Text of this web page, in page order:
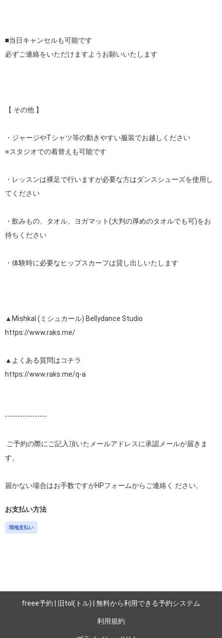
■当日キャンセルも可能です
必ずご連絡をいただけますようお願いいたします
【 その他 】
・ジャージやTシャツ等の動きやすい服装でお越しください
※スタジオでの着替えも可能です
・レッスンは裸足で行いますが必要な方はダンスシューズを使用し
てください
・飲みもの、タオル、ヨガマット(大判の厚めのタオルでも可)をお
持ちください
・体験時に必要なヒップスカーフは貸し出しいたします
https://www.raks.me/
https://www.raks.me/q-a
-----------------
す。
届かない場合はお手数ですがHPフォームからご連絡く ださい。
お支払い方法
現地支払い
freee予約 | 旧tol(トル) | 無料から利用できる予約システム
利用規約